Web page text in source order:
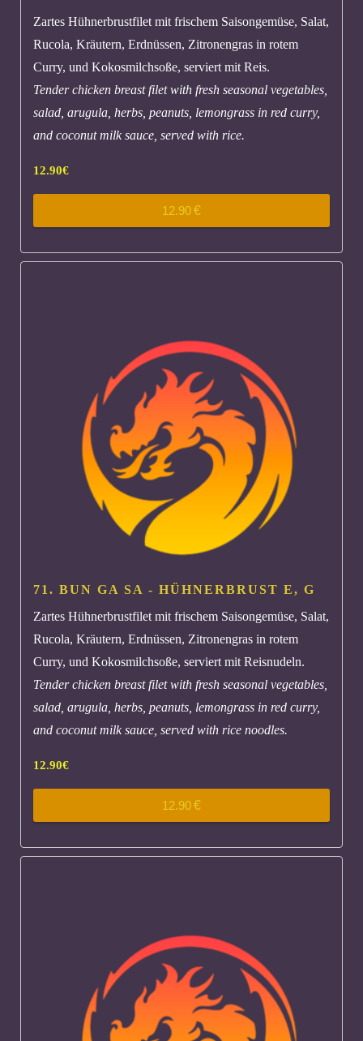
Zartes Hühnerbrustfilet mit frischem Saisongemüse, Salat,
Rucola, Kräutern, Erdnüssen, Zitronengras in rotem
Curry, und Kokosmilchsoße, serviert mit Reis.
Tender chicken breast filet with fresh seasonal vegetables,
salad, arugula, herbs, peanuts, lemongrass in red curry,
and coconut milk sauce, served with rice.
12.90€
12.90€
71. BUN GA SA - HÜHNERBRUST E, G
Zartes Hühnerbrustfilet mit frischem Saisongemüse, Salat,
Rucola, Kräutern, Erdnüssen, Zitronengras in rotem
Curry, und Kokosmilchsoße, serviert mit Reisnudeln.
Tender chicken breast filet with fresh seasonal vegetables,
salad, arugula, herbs, peanuts, lemongrass in red curry,
and coconut milk sauce, served with rice noodles.
12.90€
12.90€